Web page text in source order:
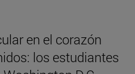
en el corazón
los estudiantes